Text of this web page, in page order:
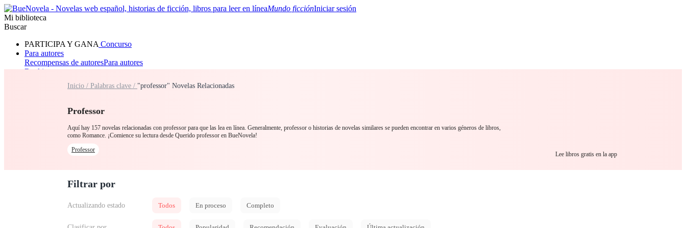
Mundo ficciónIniciar sesión
Mi biblioteca
Buscar
PARTICIPA Y GANA Concurso
Para autores
Recompensas de autoresPara autores
Ranking
RomanceHombre lobo
Inicio / Palabras clave / "professor" Novelas Relacionadas
Professor
Aquí hay 157 novelas relacionadas con professor para que las lea en línea. Generalmente, professor o historias de novelas similares se pueden encontrar en varios géneros de libros,
como Romance. ¡Comience su lectura desde Querido professor en BueNovela!
Professor
Lee libros gratis en la app
Filtrar por
Actualizando estado Todos En proceso Completo